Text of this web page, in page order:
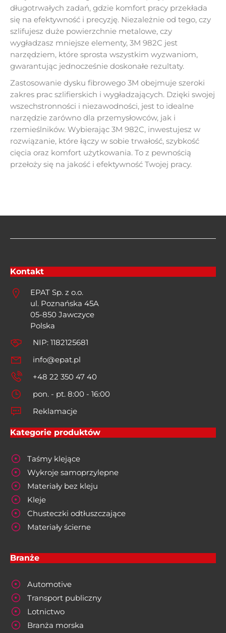
długotrwałych zadań, gdzie komfort pracy przekłada
się na efektywność i precyzję. Niezależnie od tego, czy
szlifujesz duże powierzchnie metalowe, czy
wygładzasz mniejsze elementy, 3M 982C jest
narzędziem, które sprosta wszystkim wyzwaniom,
gwarantując jednocześnie doskonałe rezultaty.
Zastosowanie dysku fibrowego 3M obejmuje szeroki
zakres prac szlifierskich i wygładzających. Dzięki swojej
wszechstronności i niezawodności, jest to idealne
narzędzie zarówno dla przemysłowców, jak i
rzemieślników. Wybierając 3M 982C, inwestujesz w
rozwiązanie, które łączy w sobie trwałość, szybkość
cięcia oraz komfort użytkowania. To z pewnością
przełoży się na jakość i efektywność Twojej pracy.
Kontakt
EPAT Sp. z o.o.
ul. Poznańska 45A
05-850 Jawczyce
Polska
NIP: 1182125681
info@epat.pl
+48 22 350 47 40
pon. - pt. 8:00 - 16:00
Reklamacje
Kategorie produktów
Taśmy klejące
Wykroje samoprzylepne
Materiały bez kleju
Kleje
Chusteczki odtłuszczające
Materiały ścierne
Branże
Automotive
Transport publiczny
Lotnictwo
Branża morska